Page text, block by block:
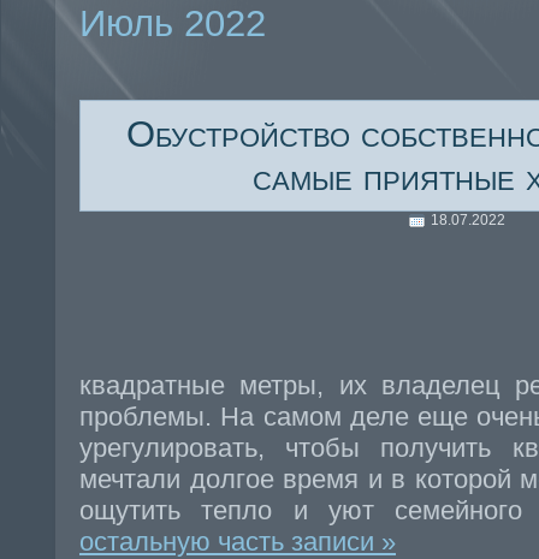
Июль 2022
Обустройство
самые приятные
18.07.2022
квадратные метры, их владелец
проблемы. На самом деле еще
урегулировать, чтобы получить
мечтали долгое время и в которой
ощутить тепло и уют
остальную часть записи »